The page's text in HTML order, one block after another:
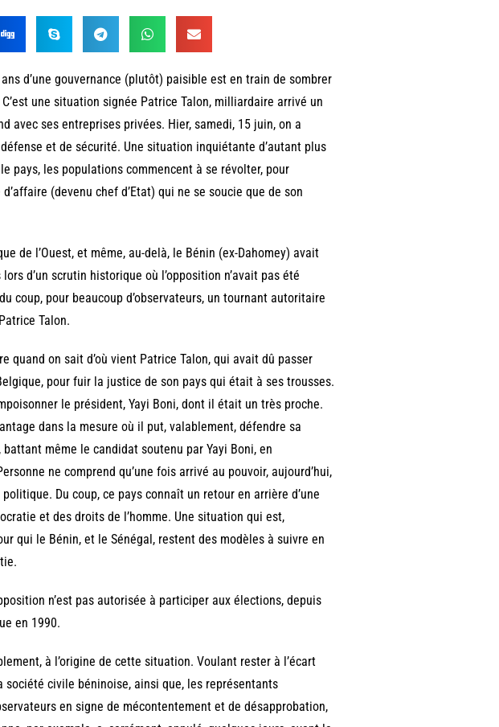
d’une gouvernance (plutôt) paisible est en train de sombrer
une situation signée Patrice Talon, milliardaire arrivé un
avec ses entreprises privées. Hier, samedi, 15 juin, on a
et de sécurité. Une situation inquiétante d’autant plus
pays, les populations commencent à se révolter, pour
(devenu chef d’Etat) qui ne se soucie que de son
de l’Ouest, et même, au-delà, le Bénin (ex-Dahomey) avait
d’un scrutin historique où l’opposition n’avait pas été
coup, pour beaucoup d’observateurs, un tournant autoritaire
Talon.
quand on sait d’où vient Patrice Talon, qui avait dû passer
pour fuir la justice de son pays qui était à ses trousses.
le président, Yayi Boni, dont il était un très proche.
dans la mesure où il put, valablement, défendre sa
même le candidat soutenu par Yayi Boni, en
ne comprend qu’une fois arrivé au pouvoir, aujourd’hui,
Du coup, ce pays connaît un retour en arrière d’une
et des droits de l’homme. Une situation qui est,
qui le Bénin, et le Sénégal, restent des modèles à suivre en
n’est pas autorisée à participer aux élections, depuis
en 1990.
à l’origine de cette situation. Voulant rester à l’écart
civile béninoise, ainsi que, les représentants
en signe de mécontentement et de désapprobation,